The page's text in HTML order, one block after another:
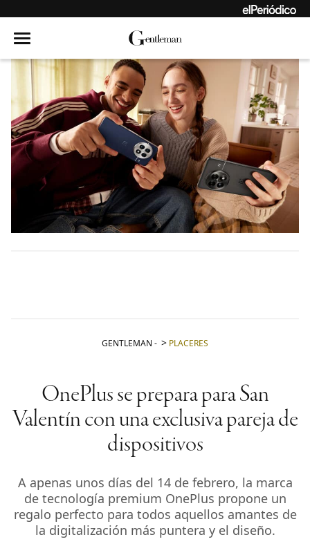
GENTLEMAN - PLACERES
OnePlus se prepara para San
Valentín con una exclusiva pareja de
dispositivos
A apenas unos días del 14 de febrero, la marca
de tecnología premium OnePlus propone un
regalo perfecto para todos aquellos amantes de
la digitalización más puntera y el diseño.